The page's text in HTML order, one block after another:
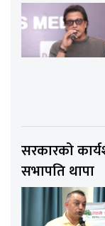
सरकारको
सभापति थापा